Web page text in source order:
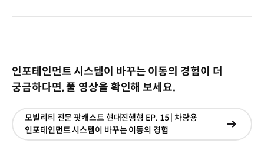
인포테인먼트 시스템이 바꾸는 이동의 경험이 더
궁금하다면, 풀 영상을 확인해 보세요.
모빌리티 전문 팟캐스트 현대진행형 EP. 15 | 차량용
인포테인먼트 시스템이 바꾸는 이동의 경험
현재
이동